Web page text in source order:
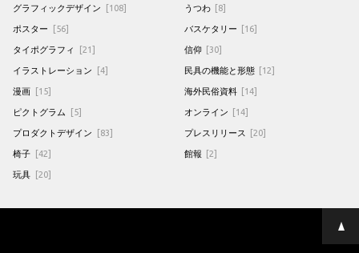
グラフィックデザイン [108]
ポスター [56]
タイポグラフィ [21]
イラストレーション [4]
漫画 [15]
ピクトグラム [5]
プロダクトデザイン [83]
椅子 [42]
玩具 [20]
うつわ [8]
バスケタリー [16]
信仰 [30]
民具の機能と形態 [12]
海外民俗資料 [14]
オンライン [14]
プレスリリース [20]
館報 [2]
ペ
ー